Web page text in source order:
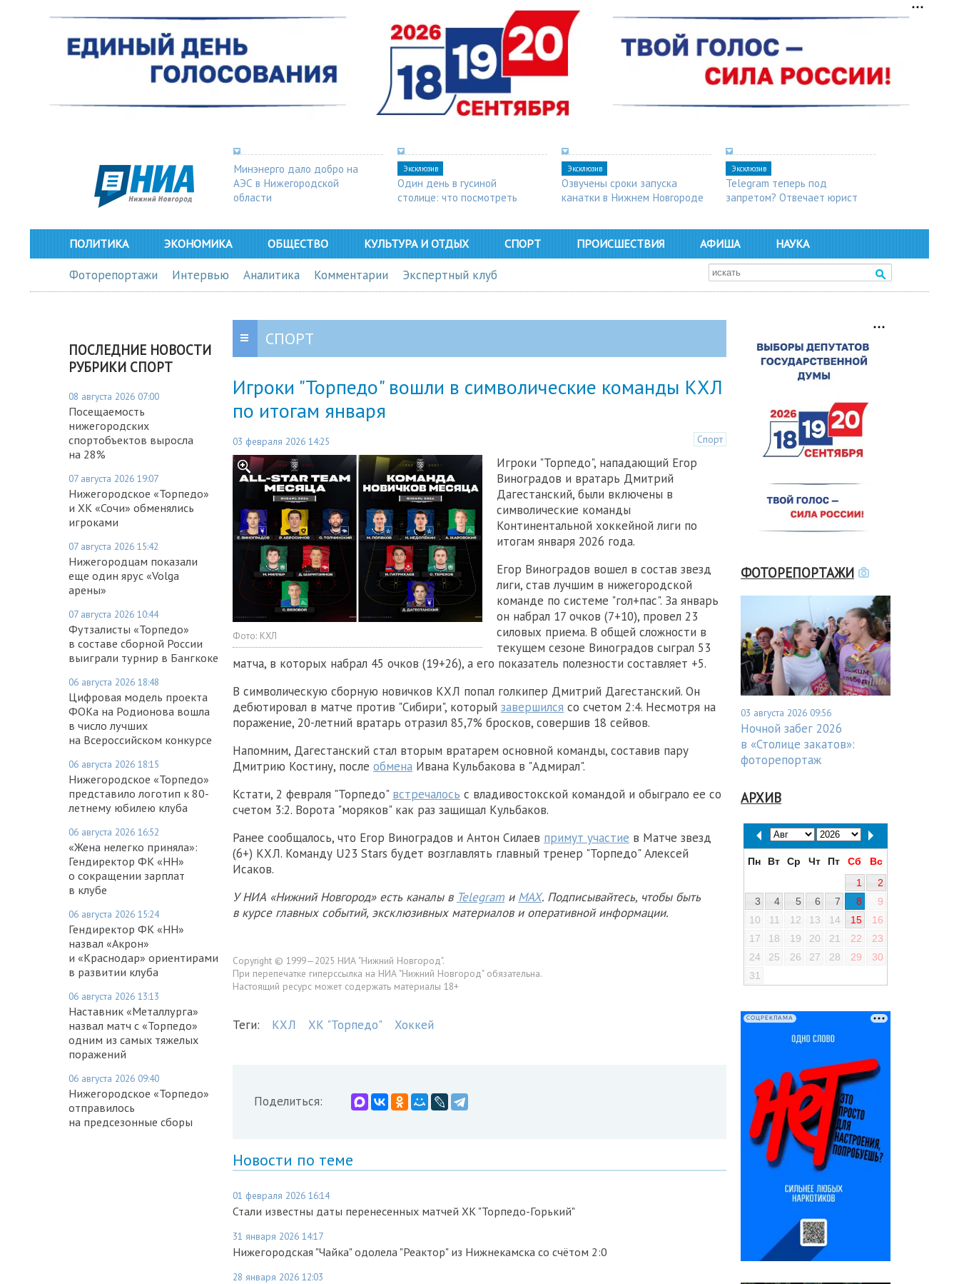
Минэнерго дало добро на
АЭС в Нижегородской
области
Эксклюзив
Один день в гусиной
столице: что посмотреть
Эксклюзив
Озвучены сроки запуска
канатки в Нижнем Новгороде
Эксклюзив
Telegram теперь под
запретом? Отвечает юрист
ПОЛИТИКА ЭКОНОМИКА ОБЩЕСТВО КУЛЬТУРА И ОТДЫХ СПОРТ ПРОИСШЕСТВИЯ АФИША НАУКА
Фоторепортажи Интервью Аналитика Комментарии Экспертный клуб
ПОСЛЕДНИЕ НОВОСТИ
РУБРИКИ СПОРТ
08 августа 2026 07:00
Посещаемость
нижегородских
спортобъектов выросла
на 28%
07 августа 2026 19:07
Нижегородское «Торпедо»
и ХК «Сочи» обменялись
игроками
07 августа 2026 15:42
Нижегородцам показали
еще один ярус «Volga
арены»
07 августа 2026 10:44
Футзалисты «Торпедо»
в составе сборной России
выиграли турнир в Бангкоке
06 августа 2026 18:48
Цифровая модель проекта
ФОКа на Родионова вошла
в число лучших
на Всероссийском конкурсе
06 августа 2026 18:15
Нижегородское «Торпедо»
представило логотип к 80-
летнему юбилею клуба
06 августа 2026 16:52
«Жена нелегко приняла»:
Гендиректор ФК «НН»
о сокращении зарплат
в клубе
06 августа 2026 15:24
Гендиректор ФК «НН»
назвал «Акрон»
и «Краснодар» ориентирами
в развитии клуба
06 августа 2026 13:13
Наставник «Металлурга»
назвал матч с «Торпедо»
одним из самых тяжелых
поражений
06 августа 2026 09:40
Нижегородское «Торпедо»
отправилось
на предсезонные сборы
СПОРТ
Игроки "Торпедо" вошли в символические команды КХЛ
по итогам января
03 февраля 2026 14:25 Спорт
Фото: КХЛ
Игроки "Торпедо", нападающий Егор
Виноградов и вратарь Дмитрий
Дагестанский, были включены в
символические команды
Континентальной хоккейной лиги по
итогам января 2026 года.
Егор Виноградов вошел в состав звезд
лиги, став лучшим в нижегородской
команде по системе "гол+пас". За январь
он набрал 17 очков (7+10), провел 23
силовых приема. В общей сложности в
текущем сезоне Виноградов сыграл 53
матча, в которых набрал 45 очков (19+26), а его показатель полезности составляет +5.
В символическую сборную новичков КХЛ попал голкипер Дмитрий Дагестанский. Он
дебютировал в матче против "Сибири", который завершился со счетом 2:4. Несмотря на
поражение, 20-летний вратарь отразил 85,7% бросков, совершив 18 сейвов.
Напомним, Дагестанский стал вторым вратарем основной команды, составив пару
Дмитрию Костину, после обмена Ивана Кульбакова в "Адмирал".
Кстати, 2 февраля "Торпедо" встречалось с владивостокской командой и обыграло ее со
счетом 3:2. Ворота "моряков" как раз защищал Кульбаков.
Ранее сообщалось, что Егор Виноградов и Антон Силаев примут участие в Матче звезд
(6+) КХЛ. Команду U23 Stars будет возглавлять главный тренер "Торпедо" Алексей
Исаков.
У НИА «Нижний Новгород» есть каналы в Telegram и MAX. Подписывайтесь, чтобы быть
в курсе главных событий, эксклюзивных материалов и оперативной информации.
Copyright © 1999—2025 НИА "Нижний Новгород".
При перепечатке гиперссылка на НИА "Нижний Новгород" обязательна.
Настоящий ресурс может содержать материалы 18+
Теги: КХЛ ХК "Торпедо" Хоккей
Поделиться:
Новости по теме
01 февраля 2026 16:14
Стали известны даты перенесенных матчей ХК "Торпедо-Горький"
31 января 2026 14:17
Нижегородская "Чайка" одолела "Реактор" из Нижнекамска со счётом 2:0
28 января 2026 12:03
ФОТОРЕПОРТАЖИ
03 августа 2026 09:56
Ночной забег 2026
в «Столице закатов»:
фоторепортаж
АРХИВ
Пн Вт Ср Чт Пт Сб
Вс
1
2
3
4 5 6 7 8
9
10
11 12 13 14 15
16
17
18 19 20 21 22
23
24
25 26 27 28 29
30
31
СОЦРЕКЛАМА